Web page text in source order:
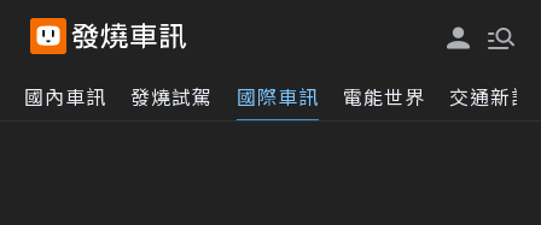
國內車訊 發燒試駕 國際車訊 電能世界 交通新訊